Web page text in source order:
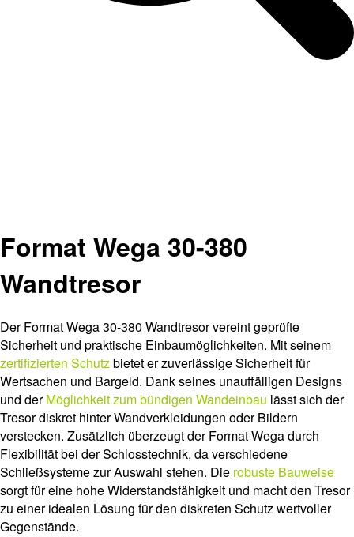
Format Wega 30-380
Wandtresor
Der Format Wega 30-380 Wandtresor vereint geprüfte
Sicherheit und praktische Einbaumöglichkeiten. Mit seinem
zertifizierten Schutzbietet er zuverlässige Sicherheit für
Wertsachen und Bargeld. Dank seines unauffälligen Designs
und derMöglichkeit zum bündigen Wandeinbau lässt sich der
Tresor diskret hinter Wandverkleidungen oder Bildern
verstecken. Zusätzlich überzeugt der Format Wega durch
Flexibilität bei der Schlosstechnik, da verschiedene
Schließsysteme zur Auswahl stehen. Die robuste Bauweise
sorgt für eine hohe Widerstandsfähigkeit und macht den Tresor
zu einer idealen Lösung für den diskreten Schutz wertvoller
Gegenstände.